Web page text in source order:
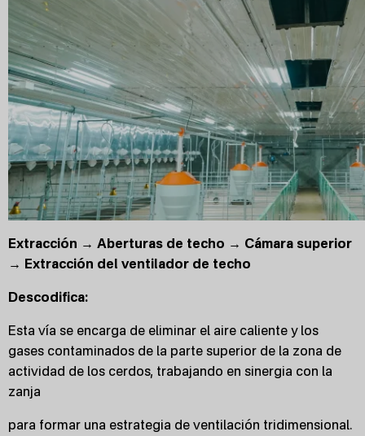
Extracción → Aberturas de techo → Cámara superior
→ Extracción del ventilador de techo
Descodifica:
Esta vía se encarga de eliminar el aire caliente y los
gases contaminados de la parte superior de la zona de
actividad de los cerdos, trabajando en sinergia con la
zanja
para formar una estrategia de ventilación tridimensional.